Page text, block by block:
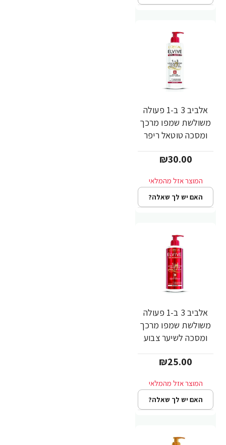
אלביב 3 ב-1 פעולה
משולשת שמפו מרכך
ומסכה טוטאל ריפר
מ"ל - לאריאל
₪30.00
האם יש לך שאלה?
אלביב 3 ב-1 פעולה
משולשת שמפו מרכך
ומסכה לשיער צבוע
₪25.00
האם יש לך שאלה?